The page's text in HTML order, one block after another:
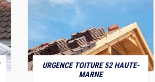
URGENCE TOITURE 52 HAUTE-
MARNE